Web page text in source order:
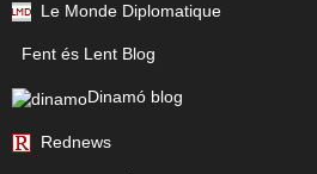
Le Monde Diplomatique
Fent és Lent Blog
Dinamó blog
Rednews